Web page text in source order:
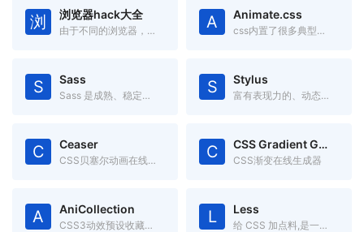
浏 浏览器hack大全
由于不同的浏览器，对CSS的解析认识不一样，因此会导致生成的页面效果不一样，于是就有了针对不同的浏览器写不同的CSS code A Animate.css
css内置了很多典型的css3动画,兼容性好使用方便。
S Sass
Sass 是成熟、稳定、强大的 CSS 扩展语言。 S Stylus
富有表现力的、动态的、健壮的CSS
C Ceaser
CSS贝塞尔动画在线调试工具 C CSS Gradient Generator
CSS渐变在线生成器
A AniCollection
CSS3动效预设收藏集合 L Less
给 CSS 加点料,是一门向后兼容的 CSS 扩展语言。